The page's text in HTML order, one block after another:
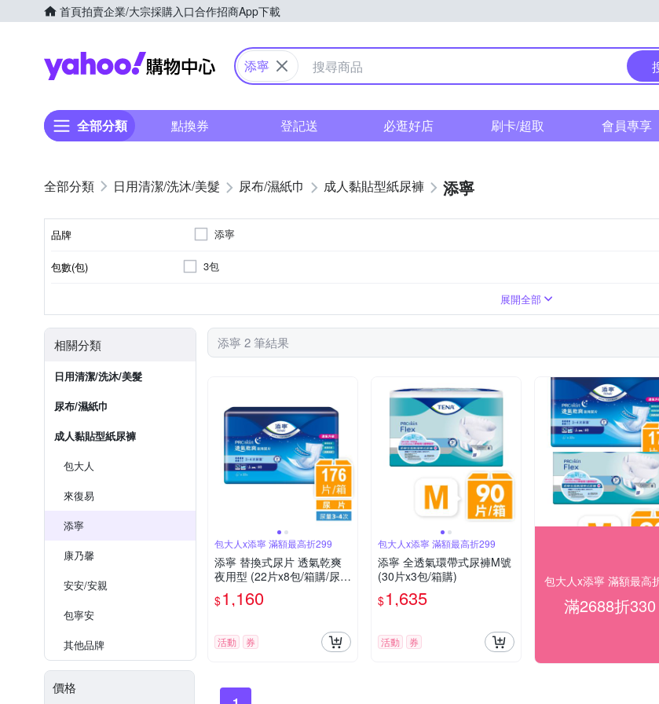
首頁拍賣企業/大宗採購入口合作招商App下載
Yahoo購物中心
添寧
全部分類 點換券 登記送 必逛好店 刷卡/超取 會員專享
日用清潔/洗沐/美髮 尿布/濕紙巾 成人黏貼型紙尿褲 添寧
品牌 添寧
包數(包) 3包
展開全部
相關分類
日用清潔/洗沐/美髮
尿布/濕紙巾
成人黏貼型紙尿褲
包大人
來復易
添寧
康乃馨
安安/安親
包寧安
其他品牌
價格
添寧 2 筆結果
包大人x添寧 滿額最高折299
添寧 替換式尿片 透氣乾爽
夜用型 (22片x8包/箱購/尿
片/搭配成人紙尿褲)
$1,160
活動 券
包大人x添寧 滿額最高折299
添寧 全透氣環帶式尿褲M號
(30片x3包/箱購)
$1,635
活動 券
滿2688折330